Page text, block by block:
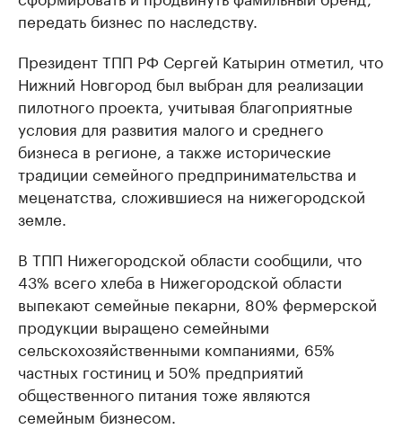
передать бизнес по наследству.
Президент ТПП РФ Сергей Катырин отметил, что
Нижний Новгород был выбран для реализации
пилотного проекта, учитывая благоприятные
условия для развития малого и среднего
бизнеса в регионе, а также исторические
традиции семейного предпринимательства и
меценатства, сложившиеся на нижегородской
земле.
В ТПП Нижегородской области сообщили, что
43% всего хлеба в Нижегородской области
выпекают семейные пекарни, 80% фермерской
продукции выращено семейными
сельскохозяйственными компаниями, 65%
частных гостиниц и 50% предприятий
общественного питания тоже являются
семейным бизнесом.